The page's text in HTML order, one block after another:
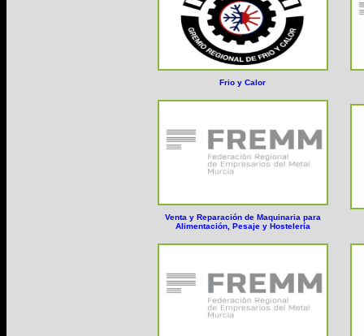
Frio y Calor
Venta y Reparación de Maquinaria para
Alimentación, Pesaje y Hostelería